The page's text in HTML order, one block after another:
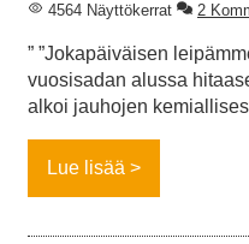
4564 Näyttökerrat
2
” ”Jokapäiväisen
vuosisadan alussa
alkoi jauhojen
Lue lisää